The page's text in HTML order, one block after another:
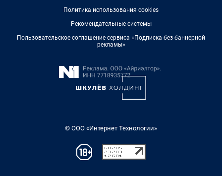
Политика использования cookies
Рекомендательные системы
Пользовательское соглашение сервиса «Подписка без баннерной
рекламы»
© ООО «Интернет Технологии»